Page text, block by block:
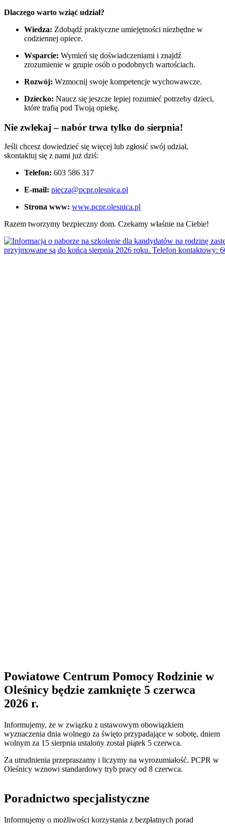
Dlaczego warto wziąć udział?
Wiedza: Zdobądź praktyczne umiejętności niezbędne w
codziennej opiece.
Wsparcie: Wymień się doświadczeniami i znajdź
zrozumienie w grupie osób o podobnych wartościach.
Rozwój: Wzmocnij swoje kompetencje wychowawcze.
Dziecko: Naucz się jeszcze lepiej rozumieć potrzeby dzieci,
które trafią pod Twoją opiekę.
Nie zwlekaj – nabór trwa tylko do sierpnia!
Jeśli chcesz dowiedzieć się więcej lub zgłosić swój udział,
skontaktuj się z nami już dziś:
Telefon: 603 586 317
E-mail: piecza@pcpr.olesnica.pl
Strona www: www.pcpr.olesnica.pl
Razem tworzymy bezpieczny dom. Czekamy właśnie na Ciebie!
Powiatowe Centrum Pomocy Rodzinie w
Oleśnicy będzie zamknięte 5 czerwca
2026 r.
Informujemy, że w związku z ustawowym obowiązkiem
wyznaczenia dnia wolnego za święto przypadające w sobotę, dniem
wolnym za 15 sierpnia ustalony został piątek 5 czerwca.
Za utrudnienia przepraszamy i liczymy na wyrozumiałość. PCPR w
Oleśnicy wznowi standardowy tryb pracy od 8 czerwca.
Poradnictwo specjalistyczne
Informujemy o możliwości korzystania z bezpłatnych porad